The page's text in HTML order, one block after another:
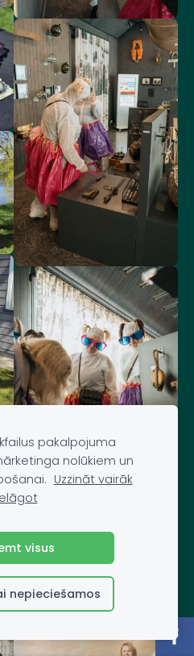
pakalpojuma
nolūkiem un
Uzzināt vairāk
visus
nepieciešamos